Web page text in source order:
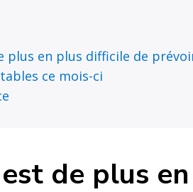
plus en plus difficile de
ce mois-ci
de plus